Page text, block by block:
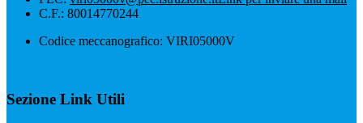
C.F.: 80014770244
Codice meccanografico: VIRI05000V
Sezione Link Utili